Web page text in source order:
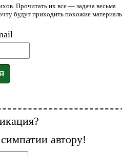
Прочитать их все — задача весьма
будут приходить похожие
автору!